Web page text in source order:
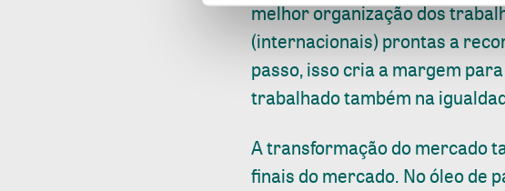
melhor organização dos
(internacionais) prontas a
passo, isso cria a margem
trabalhado também na
A transformação do mercado
finais do mercado. No óleo de